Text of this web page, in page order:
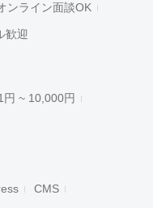
ンライン面談OK
歓迎
円 ~ 10,000円
CMS